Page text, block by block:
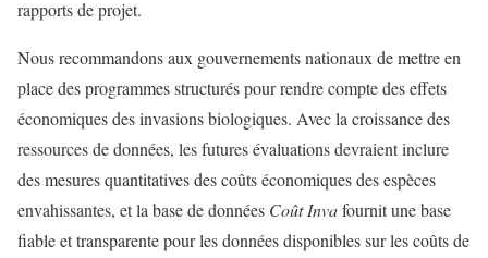
rapports de projet.
Nous recommandons aux gouvernements nationaux de mettre en
place des programmes structurés pour rendre compte des effets
économiques des invasions biologiques. Avec la croissance des
ressources de données, les futures évaluations devraient inclure
des mesures quantitatives des coûts économiques des espèces
envahissantes, et la base de données Coût Invafournit une base
fiable et transparente pour les données disponibles sur les coûts de